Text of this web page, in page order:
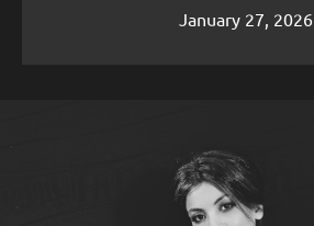
January 27, 2026